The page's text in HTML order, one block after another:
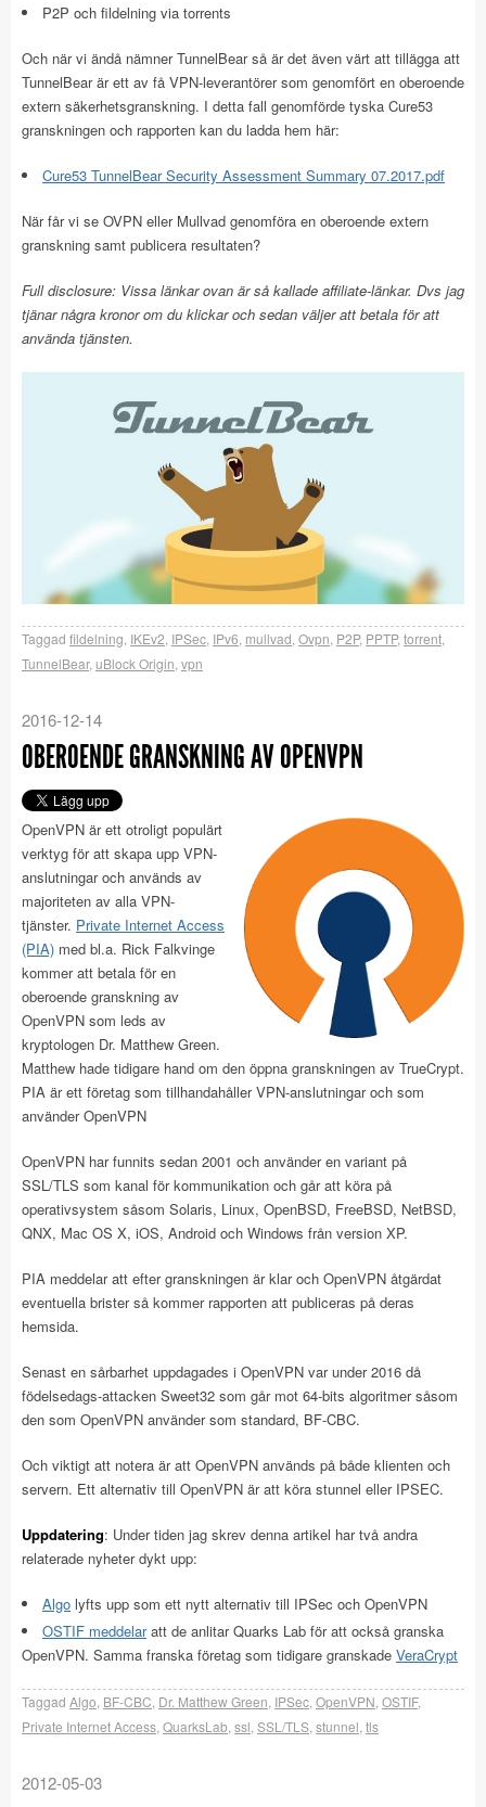
P2P och fildelning via torrents
Och när vi ändå nämner TunnelBear så är det även värt att tillägga att
TunnelBear är ett av få VPN-leverantörer som genomfört en oberoende
extern säkerhetsgranskning. I detta fall genomförde tyska Cure53
granskningen och rapporten kan du ladda hem här:
Cure53 TunnelBear Security Assessment Summary 07.2017.pdf
När får vi se OVPN eller Mullvad genomföra en oberoende extern
granskning samt publicera resultaten?
Full disclosure: Vissa länkar ovan är så kallade affiliate-länkar. Dvs jag
tjänar några kronor om du klickar och sedan väljer att betala för att
använda tjänsten.
Taggad fildelning IKEv2 IPSec IPv6 mullvad Ovpn P2P, PPTP, torrent
TunnelBear, uBlock Origin vpn
2016-12-14
OBEROENDE GRANSKNING AV OPENVPN
OpenVPN är ett otroligt populärt
verktyg för att skapa upp VPN-
anslutningar och används av
majoriteten av alla VPN-
tjänster. Private Internet Access
(PIA) med bl.a. Rick Falkvinge
kommer att betala för en
oberoende granskning av
OpenVPN som leds av
kryptologen Dr. Matthew Green.
Matthew hade tidigare hand om den öppna granskningen av TrueCrypt.
PIA är ett företag som tillhandahåller VPN-anslutningar och som
använder OpenVPN
OpenVPN har funnits sedan 2001 och använder en variant på
SSL/TLS som kanal för kommunikation och går att köra på
operativsystem såsom Solaris, Linux, OpenBSD, FreeBSD, NetBSD,
QNX, Mac OS X, iOS, Android och Windows från version XP.
PIA meddelar att efter granskningen är klar och OpenVPN åtgärdat
eventuella brister så kommer rapporten att publiceras på deras
hemsida.
Senast en sårbarhet uppdagades i OpenVPN var under 2016 då
födelsedags-attacken Sweet32 som går mot 64-bits algoritmer såsom
den som OpenVPN använder som standard, BF-CBC.
Och viktigt att notera är att OpenVPN används på både klienten och
servern. Ett alternativ till OpenVPN är att köra stunnel eller IPSEC.
Uppdatering: Under tiden jag skrev denna artikel har två andra
relaterade nyheter dykt upp:
Algo lyfts upp som ett nytt alternativ till IPSec och OpenVPN
OSTIF meddelaratt de anlitar Quarks Lab för att också granska
OpenVPN. Samma franska företag som tidigare granskade VeraCrypt
Taggad Algo BF-CBC Dr. Matthew Green IPSec OpenVPN OSTIF,
Private Internet Access QuarksLab ssl SSL/TLS stunnel tls
2012-05-03